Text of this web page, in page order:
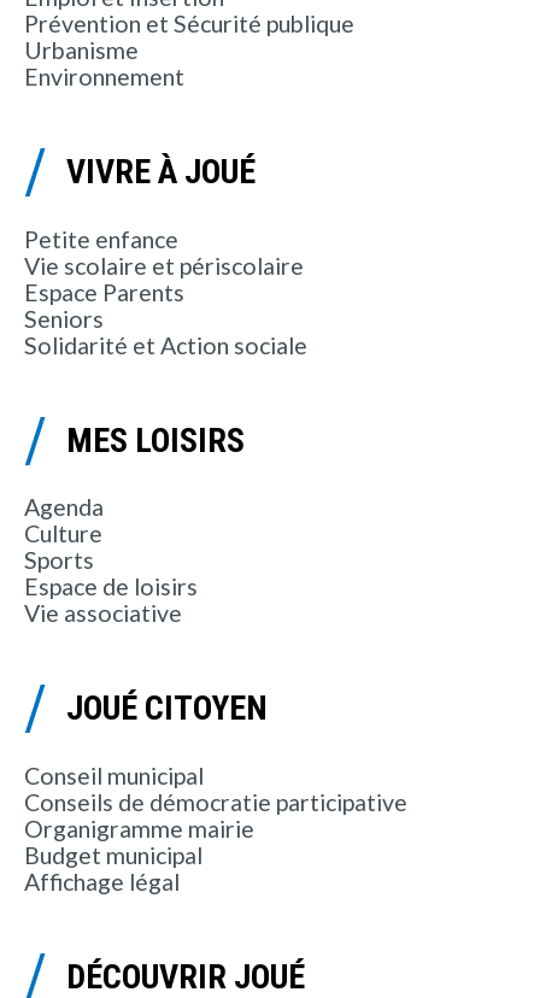
Prévention et Sécurité publique
Urbanisme
Environnement
VIVRE À JOUÉ
Petite enfance
Vie scolaire et périscolaire
Espace Parents
Seniors
Solidarité et Action sociale
MES LOISIRS
Agenda
Culture
Sports
Espace de loisirs
Vie associative
JOUÉ CITOYEN
Conseil municipal
Conseils de démocratie participative
Organigramme mairie
Budget municipal
Affichage légal
DÉCOUVRIR JOUÉ